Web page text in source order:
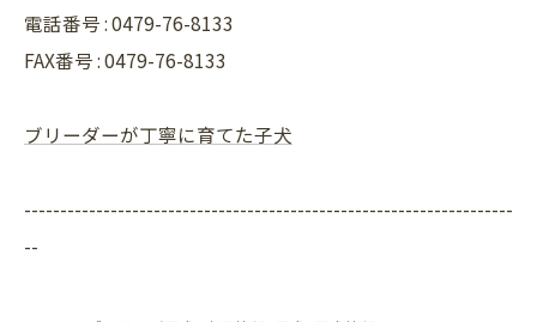
電話番号 : 0479-76-8133
FAX番号 : 0479-76-8133
ブリーダーが丁寧に育てた子犬
--------------------------------------------------------------------
--